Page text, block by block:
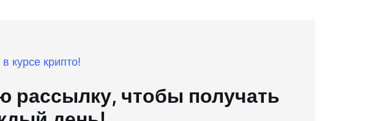
курсе крипто!
рассылку, чтобы получать